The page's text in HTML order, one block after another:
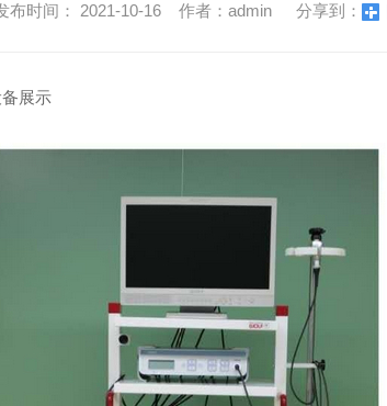
布时间： 2021-10-16 作者：admin 分享到：
展示